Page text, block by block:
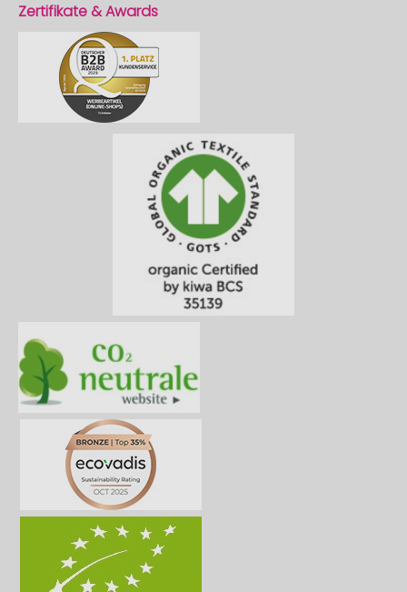
Zertifikate & Awards